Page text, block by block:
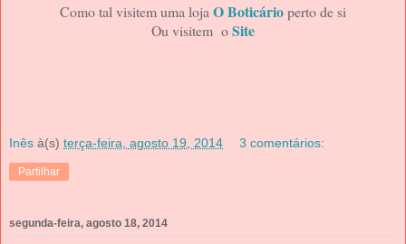
Como tal visitem uma lojaO Boticárioperto de si
Ou visitem oSite
Inês à(s) terça-feira, agosto 19, 2014 3 comentários:
Partilhar
segunda-feira, agosto 18, 2014